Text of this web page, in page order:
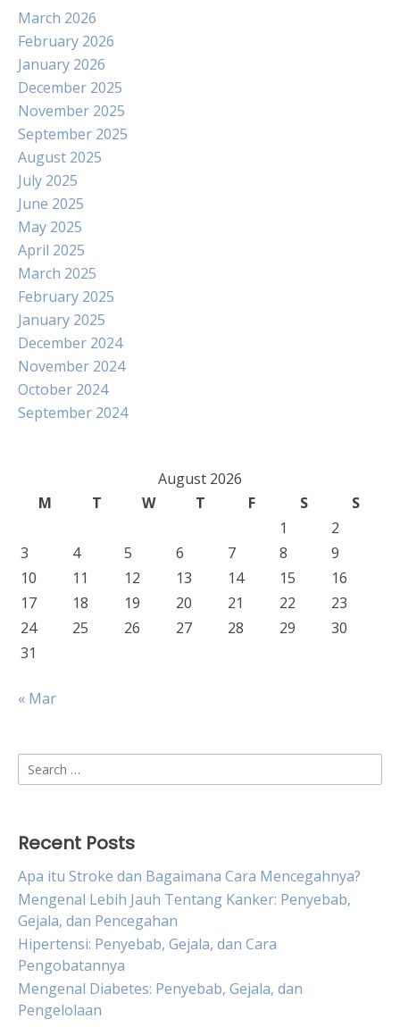
March 2026
February 2026
January 2026
December 2025
November 2025
September 2025
August 2025
July 2025
June 2025
May 2025
April 2025
March 2025
February 2025
January 2025
December 2024
November 2024
October 2024
September 2024
August 2026
M
T W T F S
S
1
2
3
4 5 6 7 8
9
10
11 12 13 14 15
16
17
18 19 20 21 22
23
24
25 26 27 28 29
30
31
« Mar
Search
for:
Recent Posts
Apa itu Stroke dan Bagaimana Cara Mencegahnya?
Mengenal Lebih Jauh Tentang Kanker: Penyebab,
Gejala, dan Pencegahan
Hipertensi: Penyebab, Gejala, dan Cara
Pengobatannya
Mengenal Diabetes: Penyebab, Gejala, dan
Pengelolaan